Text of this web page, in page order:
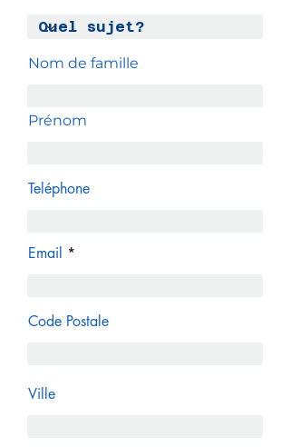
Nom de famille
Prénom
Teléphone
Email
Code Postale
Ville